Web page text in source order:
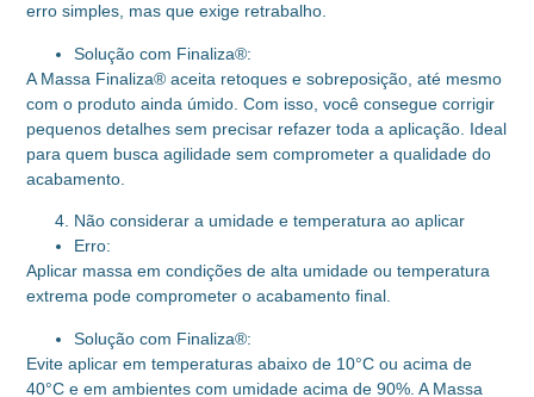
erro simples, mas que exige retrabalho.
Solução com Finaliza®:
A Massa Finaliza® aceita retoques e sobreposição, até mesmo
com o produto ainda úmido. Com isso, você consegue corrigir
pequenos detalhes sem precisar refazer toda a aplicação. Ideal
para quem busca agilidade sem comprometer a qualidade do
acabamento.
Não considerar a umidade e temperatura ao aplicar
Erro:
Aplicar massa em condições de alta umidade ou temperatura
extrema pode comprometer o acabamento final.
Solução com Finaliza®:
Evite aplicar em temperaturas abaixo de 10°C ou acima de
40°C e em ambientes com umidade acima de 90%. A Massa